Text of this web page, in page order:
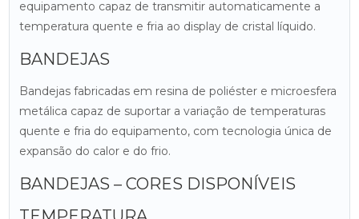
equipamento capaz de transmitir automaticamente a
temperatura quente e fria ao display de cristal líquido.
BANDEJAS
Bandejas fabricadas em resina de poliéster e microesfera
metálica capaz de suportar a variação de temperaturas
quente e fria do equipamento, com tecnologia única de
expansão do calor e do frio.
BANDEJAS – CORES DISPONÍVEIS